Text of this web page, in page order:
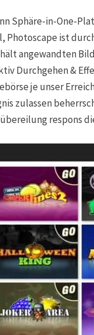
Sphäre-in-One-
Photoscape ist
angewandten
Durchgehen &
je unser
zulassen
respons